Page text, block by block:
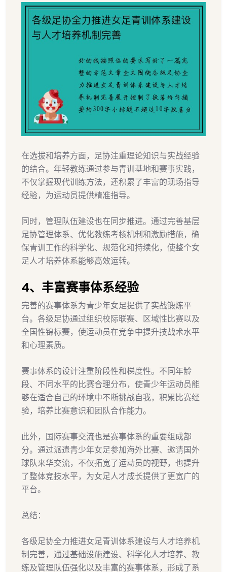
在选拔和培养方面，足协注重理论知识与实战经验
的结合。年轻教练通过参与青训基地和赛事实践，
不仅掌握现代训练方法，还积累了丰富的现场指导
经验，为运动员提供精准指导。
同时，管理队伍建设也在同步推进。通过完善基层
足协管理体系、优化教练考核机制和激励措施，确
保青训工作的科学化、规范化和持续化，使整个女
足人才培养体系能够高效运转。
4、丰富赛事体系经验
完善的赛事体系为青少年女足提供了实战锻炼平
台。各级足协通过组织校际联赛、区域性比赛以及
全国性锦标赛，使运动员在竞争中提升技战术水平
和心理素质。
赛事体系的设计注重阶段性和梯度性。不同年龄
段、不同水平的比赛合理分布，使青少年运动员能
够在适合自己的环境中不断挑战自我，积累比赛经
验，培养比赛意识和团队合作能力。
此外，国际赛事交流也是赛事体系的重要组成部
分。通过派遣青少年女足参加海外比赛、邀请国外
球队来华交流，不仅拓宽了运动员的视野，也提升
了整体竞技水平，为女足人才成长提供了更宽广的
平台。
总结：
各级足协全力推进女足青训体系建设与人才培养机
制完善，通过基础设施建设、科学化人才培养、教
练及管理队伍强化以及丰富的赛事体系，形成了系